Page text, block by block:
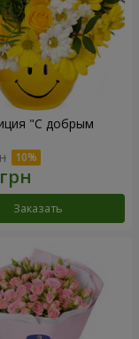
"С добрым
Заказать